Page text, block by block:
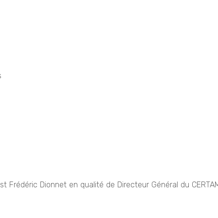
Dionnet en qualité de Directeur Général du CERTAM